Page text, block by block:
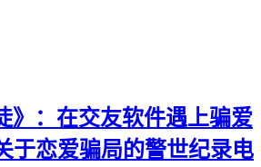
》：在交友软件遇上骗爱
于恋爱骗局的警世纪录电